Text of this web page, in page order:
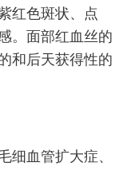
红色斑状、点
。面部红血丝的
和后天获得性的
血管扩大症、